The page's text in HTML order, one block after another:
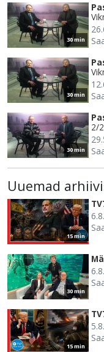
30 min
30 min
30 min
2/2
Uuemad
15 min
30 min
15 min